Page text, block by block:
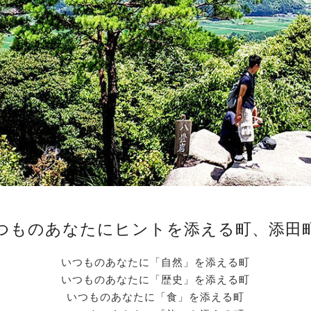
ものあなたにヒントを添える町、添田
いつものあなたに「自然」を添える町
いつものあなたに「歴史」を添える町
いつものあなたに「食」を添える町